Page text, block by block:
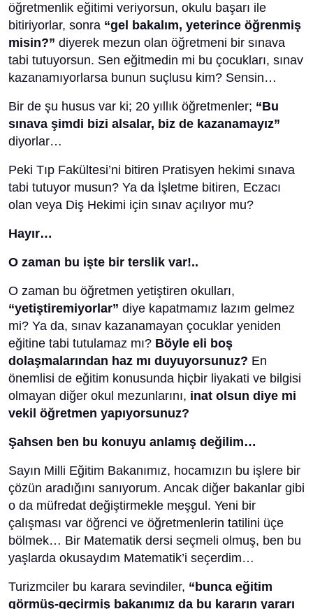
öğretmenlik eğitimi veriyorsun, okulu başarı ile
bitiriyorlar, sonra “gel bakalım, yeterince öğrenmiş
misin?” diyerek mezun olan öğretmeni bir sınava
tabi tutuyorsun. Sen eğitmedin mi bu çocukları, sınav
kazanamıyorlarsa bunun suçlusu kim? Sensin…
Bir de şu husus var ki; 20 yıllık öğretmenler; “Bu
sınava şimdi bizi alsalar, biz de kazanamayız”
diyorlar…
Peki Tıp Fakültesi’ni bitiren Pratisyen hekimi sınava
tabi tutuyor musun? Ya da İşletme bitiren, Eczacı
olan veya Diş Hekimi için sınav açılıyor mu?
Hayır…
O zaman bu işte bir terslik var!..
O zaman bu öğretmen yetiştiren okulları,
“yetiştiremiyorlar” diye kapatmamız lazım gelmez
mi? Ya da, sınav kazanamayan çocuklar yeniden
eğitine tabi tutulamaz mı? Böyle eli boş
dolaşmalarından haz mı duyuyorsunuz? En
önemlisi de eğitim konusunda hiçbir liyakati ve bilgisi
olmayan diğer okul mezunlarını, inat olsun diye mi
vekil öğretmen yapıyorsunuz?
Şahsen ben bu konuyu anlamış değilim…
Sayın Milli Eğitim Bakanımız, hocamızın bu işlere bir
çözün aradığını sanıyorum. Ancak diğer bakanlar gibi
o da müfredat değiştirmekle meşgul. Yeni bir
çalışması var öğrenci ve öğretmenlerin tatilini üçe
bölmek… Bir Matematik dersi seçmeli olmuş, ben bu
yaşlarda okusaydım Matematik’i seçerdim…
Turizmciler bu karara sevindiler, “bunca eğitim
görmüş-geçirmiş bakanımız da bu kararın yararı